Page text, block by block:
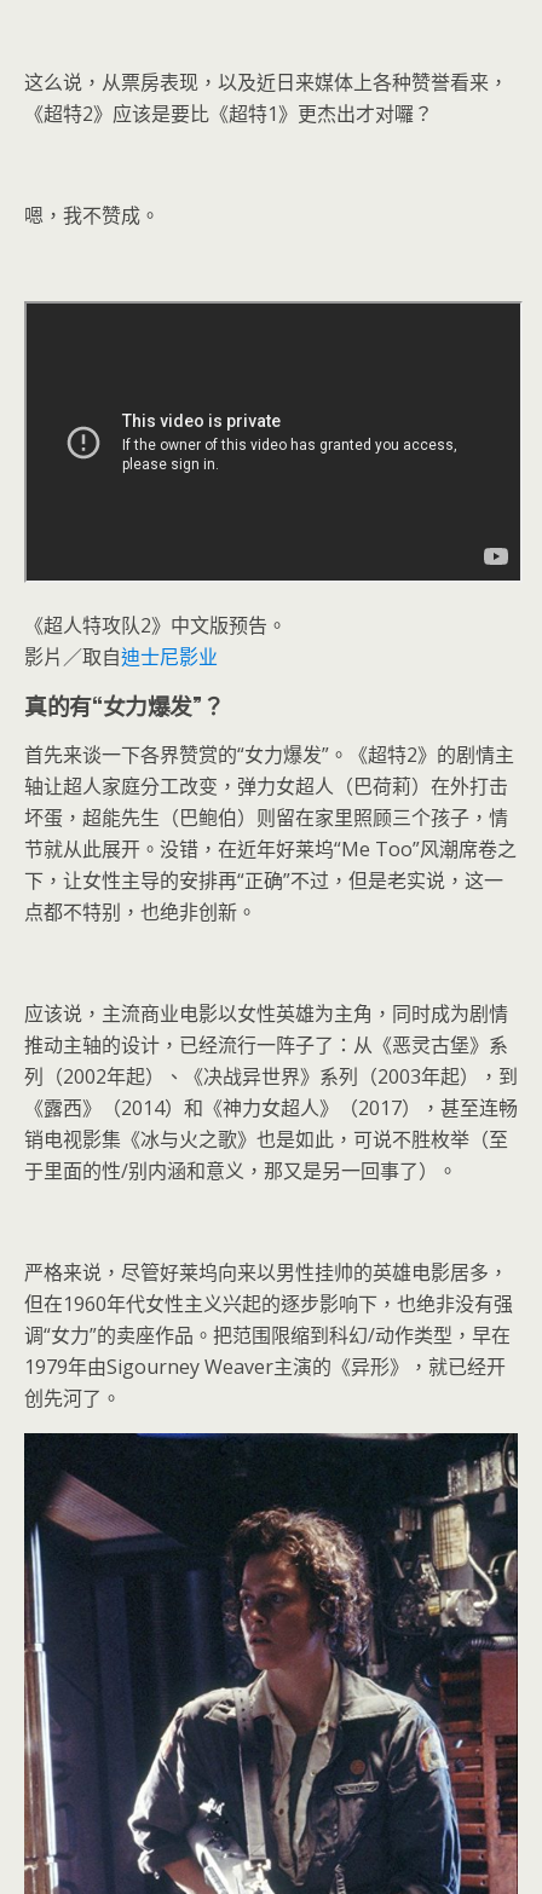
这么说，从票房表现，以及近日来媒体上各种赞誉看来，
《超特2》应该是要比《超特1》更杰出才对囉？
嗯，我不赞成。
《超人特攻队2》中文版预告。
影片／取自迪士尼影业
真的有“女力爆发”？
首先来谈一下各界赞赏的“女力爆发”。《超特2》的剧情主
轴让超人家庭分工改变，弹力女超人（巴荷莉）在外打击
坏蛋，超能先生（巴鲍伯）则留在家里照顾三个孩子，情
节就从此展开。没错，在近年好莱坞“Me Too”风潮席卷之
下，让女性主导的安排再“正确”不过，但是老实说，这一
点都不特别，也绝非创新。
应该说，主流商业电影以女性英雄为主角，同时成为剧情
推动主轴的设计，已经流行一阵子了：从《恶灵古堡》系
列（2002年起）、《决战异世界》系列（2003年起），到
《露西》（2014）和《神力女超人》（2017），甚至连畅
销电视影集《冰与火之歌》也是如此，可说不胜枚举（至
于里面的性/别内涵和意义，那又是另一回事了）。
严格来说，尽管好莱坞向来以男性挂帅的英雄电影居多，
但在1960年代女性主义兴起的逐步影响下，也绝非没有强
调“女力”的卖座作品。把范围限缩到科幻/动作类型，早在
1979年由Sigourney Weaver主演的《异形》，就已经开
创先河了。